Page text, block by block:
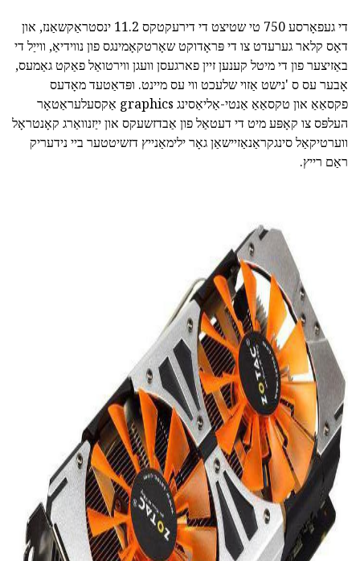
די געפאָרסע 750 טי שטיצט די דירעקטקס 11.2 ינסטראַקשאַנז, און
דאָס קלאר גערעדט צו די פּראָדוקט שאָרטקאָמינגס פון נווידיאַ, ווייַל די
באַזיצער פון די מיטל קענען זיין פארגעסן וועגן ווירטואַל פאַקט גאַמעס,
אָבער עס ס 'נישט אַזוי שלעכט ווי עס מיינט. ופּדאַטעד מאָדעס
פקסאַאַ און טקסאַאַ אַנטי-אַליאַסינג graphics אַקסעלעראַטאָר
העלפּס צו קאָפּע מיט די דעטאַל פון אַבדזשעקס און ייַזנוואַרג קאָנטראָל
ווערטיקאַל סינגקראַנאַזיישאַן גאָר ילימאַנייץ דזשיטטער ביי נידעריק
ראַם רייץ.